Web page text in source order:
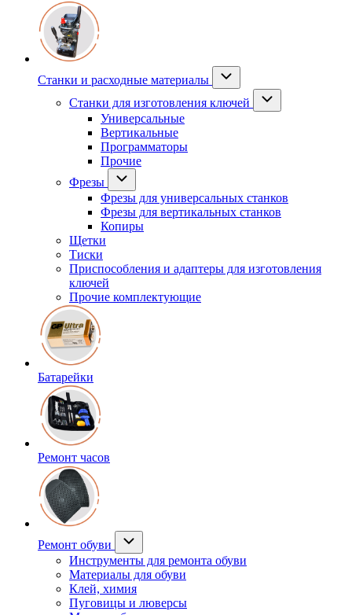
Станки и расходные материалы
Станки для изготовления ключей
Универсальные
Вертикальные
Программаторы
Прочие
Фрезы
Фрезы для универсальных станков
Фрезы для вертикальных станков
Копиры
Щетки
Тиски
Приспособления и адаптеры для изготовления
ключей
Прочие комплектующие
Батарейки
Ремонт часов
Ремонт обуви
Инструменты для ремонта обуви
Материалы для обуви
Клей, химия
Пуговицы и люверсы